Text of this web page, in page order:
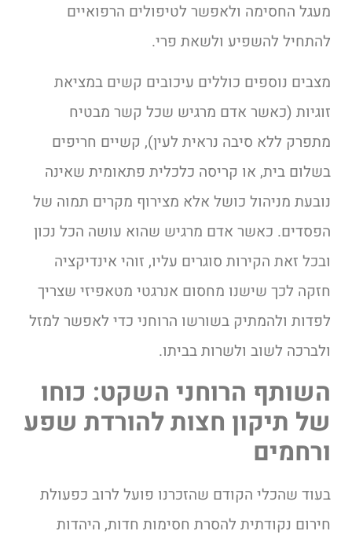
מעגל החסימה ולאפשר לטיפולים הרפואיים
להתחיל להשפיע ולשאת פרי.
מצבים נוספים כוללים עיכובים קשים במציאת
זוגיות (כאשר אדם מרגיש שכל קשר מבטיח
מתפרק ללא סיבה נראית לעין), קשיים חריפים
בשלום בית, או קריסה כלכלית פתאומית שאינה
נובעת מניהול כושל אלא מצירוף מקרים תמוה של
הפסדים. כאשר אדם מרגיש שהוא עושה הכל נכון
ובכל זאת הקירות סוגרים עליו, זוהי אינדיקציה
חזקה לכך שישנו מחסום אנרגטי מטאפיזי שצריך
לפדות ולהמתיק בשורשו הרוחני כדי לאפשר למזל
ולברכה לשוב ולשרות בביתו.
השותף הרוחני השקט: כוחו
של תיקון חצות להורדת שפע
ורחמים
בעוד שהכלי הקודם שהזכרנו פועל לרוב כפעולת
חירום נקודתית להסרת חסימות חדות, היהדות